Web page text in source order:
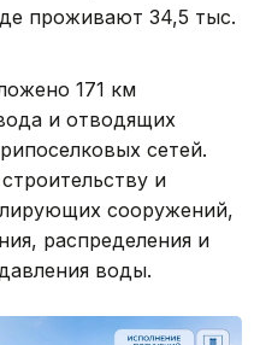
проживают 34,5 тыс.
171 км
и отводящих
сетей.
и
сооружений,
распределения и
воды.